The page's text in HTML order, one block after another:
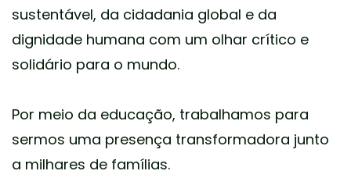
sustentável, da cidadania global e da
dignidade humana com um olhar crítico e
solidário para o mundo.
Por meio da educação, trabalhamos para
sermos uma presença transformadora junto
a milhares de famílias.